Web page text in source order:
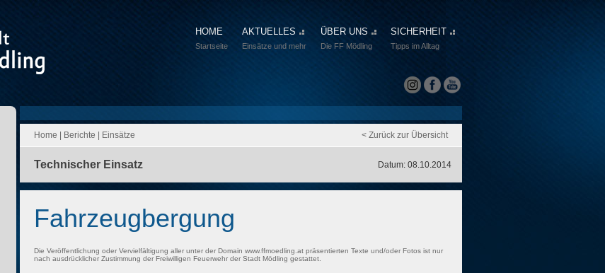
HOME
Startseite
AKTUELLES
Einsätze und mehr
ÜBER UNS
Die FF Mödling
SICHERHEIT
Tipps im Alltag
Home Berichte Einsätze < Zurück zur Übersicht
Technischer Einsatz Datum: 08.10.2014
Fahrzeugbergung
Die Veröffentlichung oder Vervielfältigung aller unter der Domain www.ffmoedling.at präsentierten Texte und/oder Fotos ist nur
nach ausdrücklicher Zustimmung der Freiwilligen Feuerwehr der Stadt Mödling gestattet.